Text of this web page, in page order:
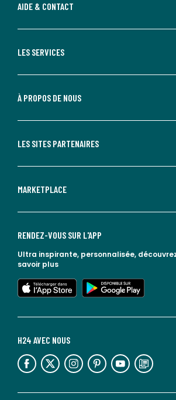
AIDE & CONTACT
LES SERVICES
À PROPOS DE NOUS
LES SITES PARTENAIRES
MARKETPLACE
H24 AVEC NOUS
lien vers l'espace réseaux sociaux lien vers l'espace réseaux sociaux lien vers l'espace réseaux sociaux lien vers l'espace réseaux sociaux lien vers l'espace réseaux sociaux lien vers le blog la redoute
RENDEZ-VOUS SUR L'APP
Ultra inspirante, personnalisée,
savoir plus
lien vers l'app store
lien vers google play